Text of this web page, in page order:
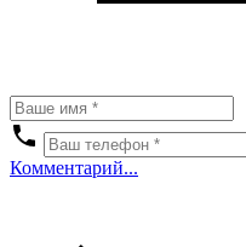
Комментарий...